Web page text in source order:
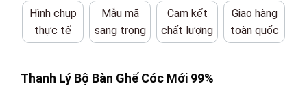
Hình chụp
thực tế
Mẫu mã
sang trọng
Cam kết
chất lượng
Giao hàng
toàn quốc
Thanh Lý Bộ Bàn Ghế Cóc Mới 99%